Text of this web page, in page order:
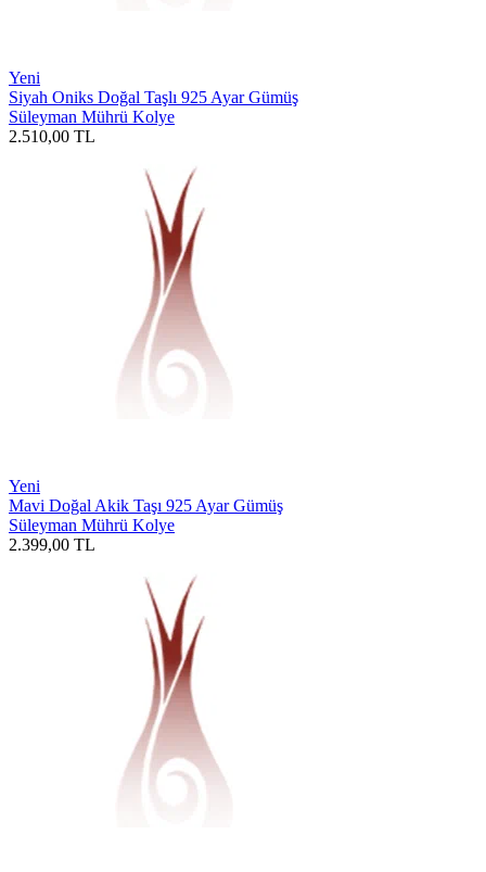
Yeni
Siyah Oniks Doğal Taşlı 925 Ayar Gümüş
Süleyman Mührü Kolye
2.510,00 TL
Yeni
Mavi Doğal Akik Taşı 925 Ayar Gümüş
Süleyman Mührü Kolye
2.399,00 TL